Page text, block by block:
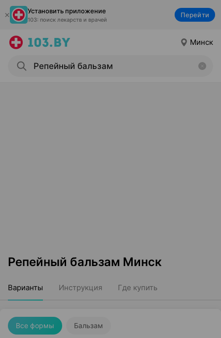
Установить приложение
103: поиск лекарств и врачей
Перейти
Минск
Репейный бальзам Минск
Варианты Инструкция Где купить
Все формы Бальзам